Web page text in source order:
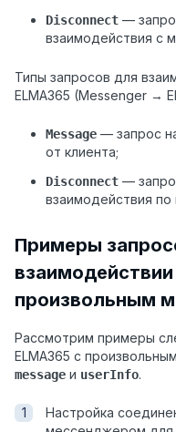
Disconnect —
взаимодействия с
Типы запросов для
ELMA365 (Messenger →
Message — запрос
от клиента;
Disconnect —
взаимодействия
Примеры
взаимодействии
произвольным
Рассмотрим примеры
ELMA365 с
message и userInfo.
Настройка